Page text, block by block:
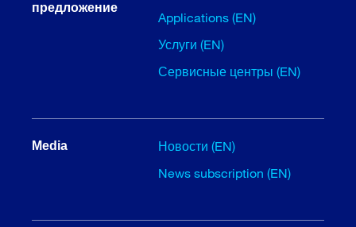
предложение
Applications (EN)
Услуги (EN)
Сервисные центры (EN)
Media
Новости (EN)
News subscription (EN)